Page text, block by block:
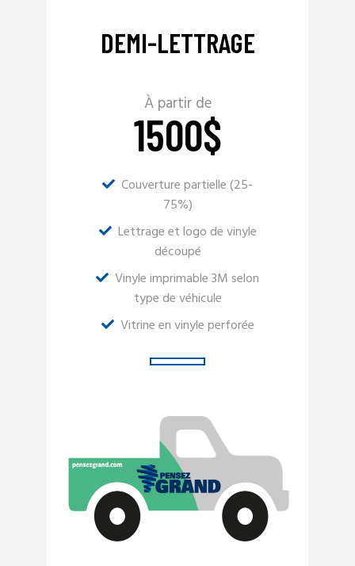
DEMI-LETTRAGE
À partir de
1500$
Couverture partielle (25-
75%)
Lettrage et logo de vinyle
découpé
Vinyle imprimable 3M selon
type de véhicule
Vitrine en vinyle perforée